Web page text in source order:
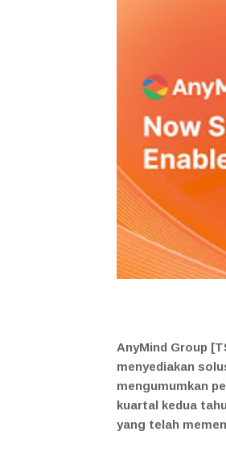
AnyMind Group
menyediakan
mengumumkan
kuartal kedua
yang telah